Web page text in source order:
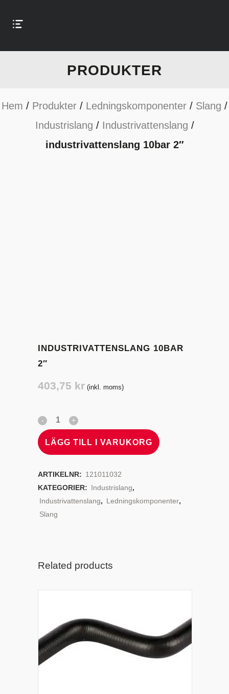
PRODUKTER
Hem / Produkter / Ledningskomponenter / Slang /
Industrislang / Industrivattenslang /
industrivattenslang 10bar 2″
INDUSTRIVATTENSLANG 10BAR
2″
403,75 kr (inkl. moms)
LÄGG TILL I VARUKORG
ARTIKELNR: 121011032
KATEGORIER: Industrislang,
Industrivattenslang, Ledningskomponenter,
Slang
Related products